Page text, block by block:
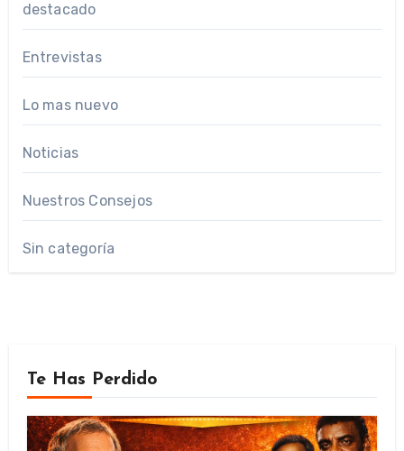
destacado
Entrevistas
Lo mas nuevo
Noticias
Nuestros Consejos
Sin categoría
Te Has Perdido